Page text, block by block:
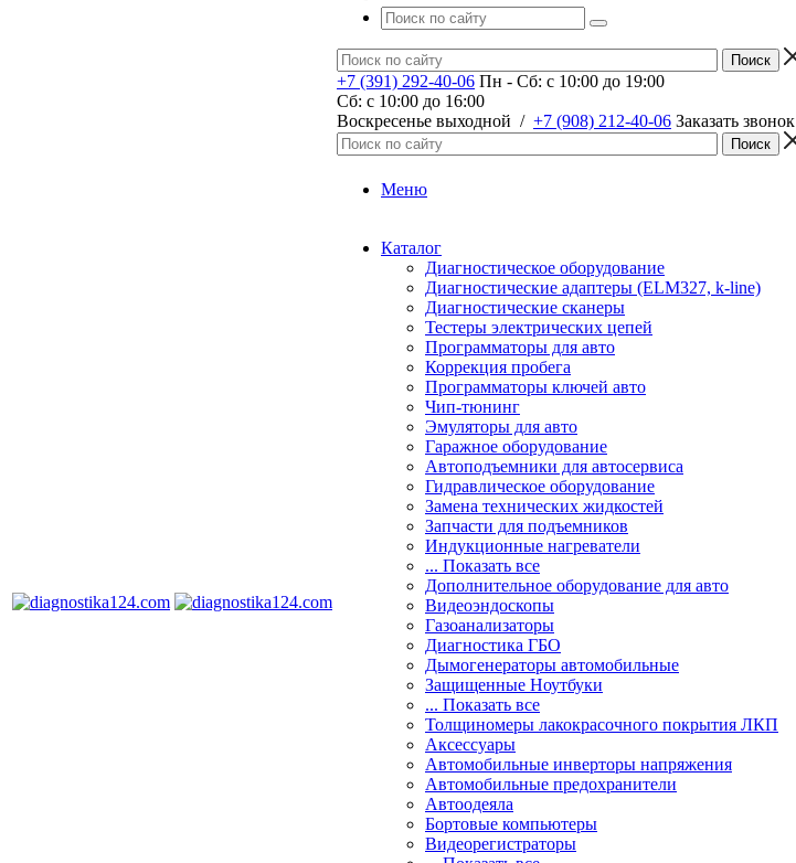
+7 (391) 292-40-06 Пн - Сб: c 10:00 до 19:00
Сб: c 10:00 до 16:00
​Воскресенье выходной / +7 (908) 212-40-06 Заказать звонок
Меню
Каталог
Диагностическое оборудование
Диагностические адаптеры (ELM327, k-line)
Диагностические сканеры
Тестеры электрических цепей
Программаторы для авто
Коррекция пробега
Программаторы ключей авто
Чип-тюнинг
Эмуляторы для авто
Гаражное оборудование
Автоподъемники для автосервиса
Гидравлическое оборудование
Замена технических жидкостей
Запчасти для подъемников
Индукционные нагреватели
... Показать все
Дополнительное оборудование для авто
Видеоэндоскопы
Газоанализаторы
Диагностика ГБО
Дымогенераторы автомобильные
Защищенные Ноутбуки
... Показать все
Толщиномеры лакокрасочного покрытия ЛКП
Аксессуары
Автомобильные инверторы напряжения
Автомобильные предохранители
Автоодеяла
Бортовые компьютеры
Видеорегистраторы